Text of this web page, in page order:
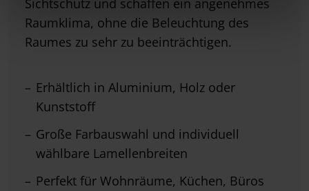
Sichtschutz und schaffen ein angenehmes
Raumklima, ohne die Beleuchtung des
Raumes zu sehr zu beeinträchtigen.
Erhältlich in Aluminium, Holz oder
Kunststoff
Große Farbauswahl und individuell
wählbare Lamellenbreiten
Perfekt für Wohnräume, Küchen, Büros